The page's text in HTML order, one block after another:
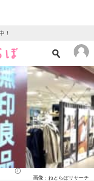
！
ス
育児
チ
画像：ねとらぼリサーチ